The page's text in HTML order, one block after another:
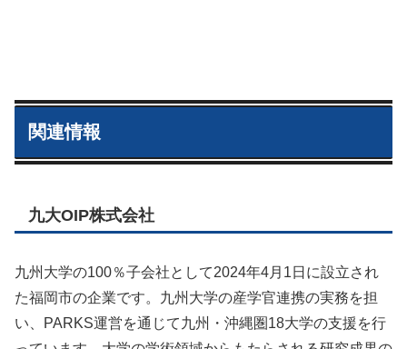
関連情報
九大OIP株式会社
九州大学の100％子会社として2024年4月1日に設立され
た福岡市の企業です。九州大学の産学官連携の実務を担
い、PARKS運営を通じて九州・沖縄圏18大学の支援を行